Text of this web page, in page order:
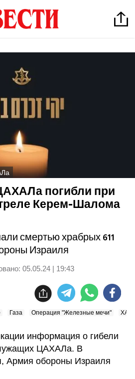
погибли при
Керем-Шалома
смертью храбрых 611
Израиля
05.05.24 | 19:43
Газа Операция "Железные мечи"
информация о гибели
ЦАХАЛа. В
Армия обороны Израиля